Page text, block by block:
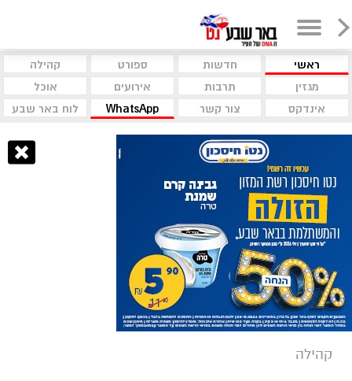
ראשי חדשות ספורט
קהילה
מגזין
תרבות אירועים
אוכל
אינדקס
צור קשר WhatsApp לוח באר שבע
קהילה